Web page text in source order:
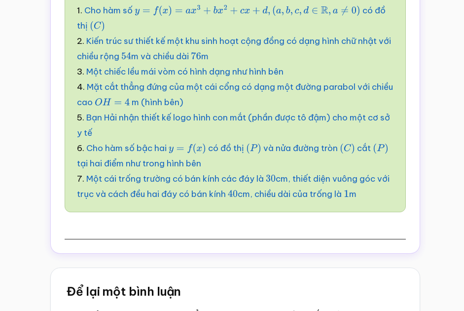
1. Cho hàm số y=f( x)=a x3 +bx2 +c x+d ,(a,b, c,d∈ R,a ≠0 )
có đồ
thị (C)
2. Kiến trúc sư thiết kế một khu sinh hoạt cộng đồng có dạng hình chữ nhật với
chiều rộng 54m và chiều dài 76m
3. Một chiếc lều mái vòm có hình dạng như hình bên
4. Mặt cắt thẳng đứng của một cái cổng có dạng một đường parabol với chiều
cao OH= 4
m (hình bên)
5. Bạn Hải nhận thiết kế logo hình con mắt (phần được tô đậm) cho một cơ sở
y tế
6. Cho hàm số bậc hai y =f( x) có đồ thị (P) và nửa đường tròn (C) cắt (P)
tại hai điểm như trong hình bên
7. Một cái trống trường có bán kính các đáy là 30cm, thiết diện vuông góc với
trục và cách đều hai đáy có bán kính 40cm, chiều dài của trống là 1 m
Reader
Interactions
Để lại một bình luận